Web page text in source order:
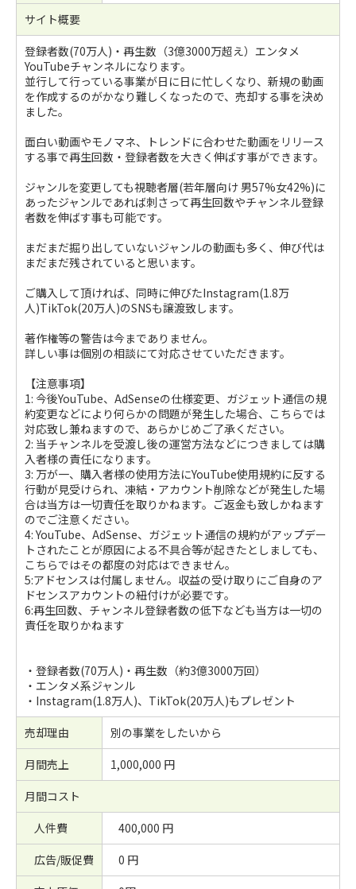
サイト概要
登録者数(70万人)・再生数（3億3000万超え）エンタメ
YouTubeチャンネルになります。
並行して行っている事業が日に日に忙しくなり、新規の動画
を作成するのがかなり難しくなったので、売却する事を決め
ました。
面白い動画やモノマネ、トレンドに合わせた動画をリリース
する事で再生回数・登録者数を大きく伸ばす事ができます。
ジャンルを変更しても視聴者層(若年層向け 男57%女42%)に
あったジャンルであれば刺さって再生回数やチャンネル登録
者数を伸ばす事も可能です。
まだまだ掘り出していないジャンルの動画も多く、伸び代は
まだまだ残されていると思います。
ご購入して頂ければ、同時に伸びたInstagram(1.8万
人)TikTok(20万人)のSNSも譲渡致します。
著作権等の警告は今までありません。
詳しい事は個別の相談にて対応させていただきます。
【注意事項】
1: 今後YouTube、AdSenseの仕様変更、ガジェット通信の規
約変更などにより何らかの問題が発生した場合、こちらでは
対応致し兼ねますので、あらかじめご了承ください。
2: 当チャンネルを受渡し後の運営方法などにつきましては購
入者様の責任になります。
3: 万が一、購入者様の使用方法にYouTube使用規約に反する
行動が見受けられ、凍結・アカウント削除などが発生した場
合は当方は一切責任を取りかねます。ご返金も致しかねます
のでご注意ください。
4: YouTube、AdSense、ガジェット通信の規約がアップデー
トされたことが原因による不具合等が起きたとしましても、
こちらではその都度の対応はできません。
5:アドセンスは付属しません。収益の受け取りにご自身のア
ドセンスアカウントの紐付けが必要です。
6:再生回数、チャンネル登録者数の低下なども当方は一切の
責任を取りかねます
・登録者数(70万人)・再生数（約3億3000万回）
・エンタメ系ジャンル
・Instagram(1.8万人)、TikTok(20万人)もプレゼント
売却理由
別の事業をしたいから
月間売上
1,000,000 円
月間コスト
人件費
400,000 円
広告/販促費
0 円